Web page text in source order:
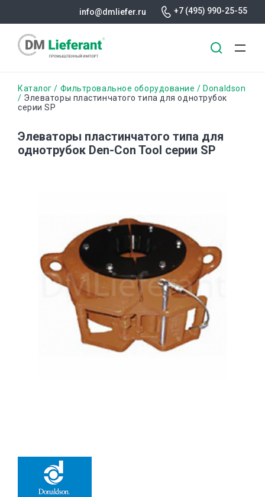
основному
info@dmliefer.ru +7 (495) 990-25-55
Строка
навигации
Каталог Фильтровальное оборудование
Donaldson
Элеваторы пластинчатого типа для однотрубок
серии SP
Элеваторы пластинчатого типа для
однотрубок Den-Con Tool серии SP